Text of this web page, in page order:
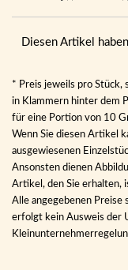
Diesen Artikel
* Preis jeweils pro Stück,
in Klammern hinter dem
für eine Portion von 10
Wenn Sie diesen Artikel
ausgewiesenen
Ansonsten dienen
Artikel, den Sie erhalten,
Alle angegebenen Preise
erfolgt kein Ausweis der